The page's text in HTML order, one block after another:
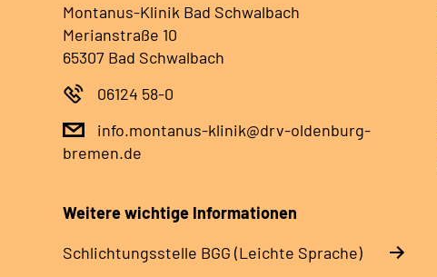
Montanus-Klinik Bad Schwalbach
Merianstraße 10
65307 Bad Schwalbach
06124 58-0
info.montanus-klinik@drv-oldenburg-
bremen.de
Weitere wichtige Informationen
Schlich­tungs­stel­le BGG (Leichte Sprache)